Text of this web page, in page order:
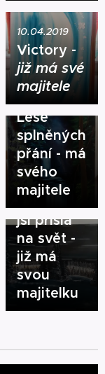
10.04.2019
Victory -
již má své
majitele
31.01.2019
Vodopád
v
Kouzelném
Lese
splněných
přání - má
svého
majitele
14.12.2018
Noc, kdy
jsi přišla
na svět -
již má
svou
majitelku